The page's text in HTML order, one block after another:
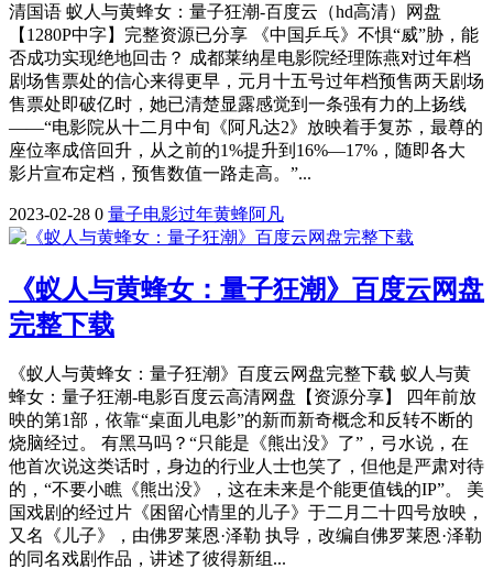
清国语 蚁人与黄蜂女：量子狂潮-百度云（hd高清）网盘
【1280P中字】完整资源已分享 《中国乒乓》不惧“威”胁，能
否成功实现绝地回击？ 成都莱纳星电影院经理陈燕对过年档
剧场售票处的信心来得更早，元月十五号过年档预售两天剧场
售票处即破亿时，她已清楚显露感觉到一条强有力的上扬线
——“电影院从十二月中旬《阿凡达2》放映着手复苏，最尊的
座位率成倍回升，从之前的1%提升到16%—17%，随即各大
影片宣布定档，预售数值一路走高。”...
2023-02-28 0 量子电影过年黄蜂阿凡
《蚁人与黄蜂女：量子狂潮》百度云网盘
完整下载
《蚁人与黄蜂女：量子狂潮》百度云网盘完整下载 蚁人与黄
蜂女：量子狂潮-电影百度云高清网盘【资源分享】 四年前放
映的第1部，依靠“桌面儿电影”的新而新奇概念和反转不断的
烧脑经过。 有黑马吗？“只能是《熊出没》了”，弓水说，在
他首次说这类话时，身边的行业人士也笑了，但他是严肃对待
的，“不要小瞧《熊出没》，这在未来是个能更值钱的IP”。 美
国戏剧的经过片《困留心情里的儿子》于二月二十四号放映，
又名《儿子》，由佛罗莱恩·泽勒 执导，改编自佛罗莱恩·泽勒
的同名戏剧作品，讲述了彼得新组...